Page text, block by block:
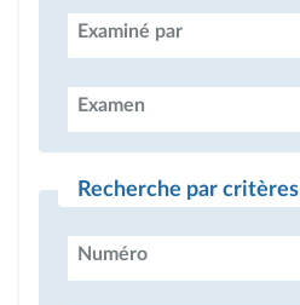
Examiné par
Examen
Recherche par critères
Numéro